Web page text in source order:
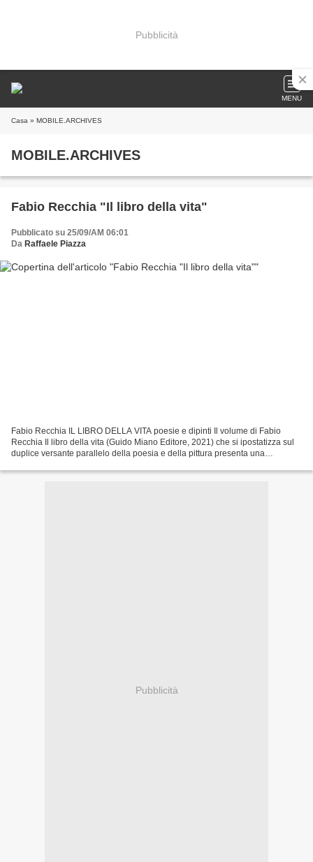
Pubblicità
MENU
Casa » MOBILE.ARCHIVES
MOBILE.ARCHIVES
Fabio Recchia "Il libro della vita"
Pubblicato su 25/09/AM 06:01
Da Raffaele Piazza
Fabio Recchia IL LIBRO DELLA VITA poesie e dipinti Il volume di Fabio
Recchia Il libro della vita (Guido Miano Editore, 2021) che si ipostatizza sul
duplice versante parallelo della poesia e della pittura presenta una
Pubblicità